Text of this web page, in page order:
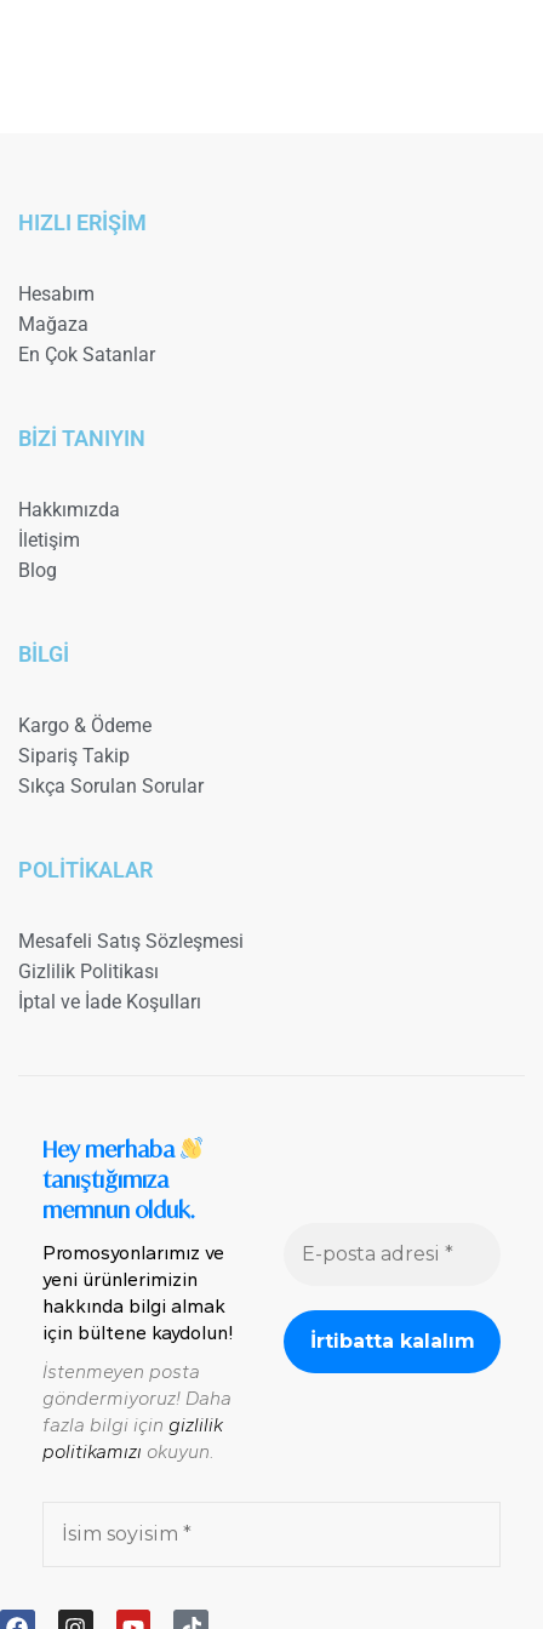
HIZLI ERİŞİM
Hesabım
Mağaza
En Çok Satanlar
BİZİ TANIYIN
Hakkımızda
İletişim
Blog
BİLGİ
Kargo & Ödeme
Sipariş Takip
Sıkça Sorulan Sorular
POLİTİKALAR
Mesafeli Satış Sözleşmesi
Gizlilik Politikası
İptal ve İade Koşulları
Hey merhaba
tanıştığımıza
memnun olduk.
Promosyonlarımız ve
yeni ürünlerimizin
hakkında bilgi almak
için bültene kaydolun!
İstenmeyen posta
göndermiyoruz! Daha
fazla bilgi için gizlilik
politikamızı okuyun.